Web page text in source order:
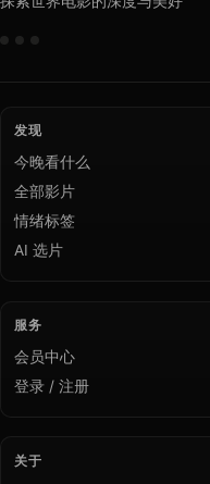
发现
今晚看什么
全部影片
情绪标签
AI 选片
服务
会员中心
登录 / 注册
关于